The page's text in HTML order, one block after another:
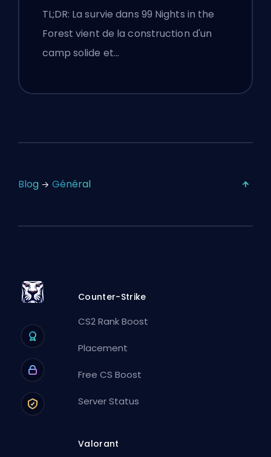
TL;DR: La survie dans 99 Nights in the
Forest vient de la construction d'un
camp solide et…
Blog Général
Counter-Strike
CS2 Rank Boost
Placement
Free CS Boost
Server Status
Valorant